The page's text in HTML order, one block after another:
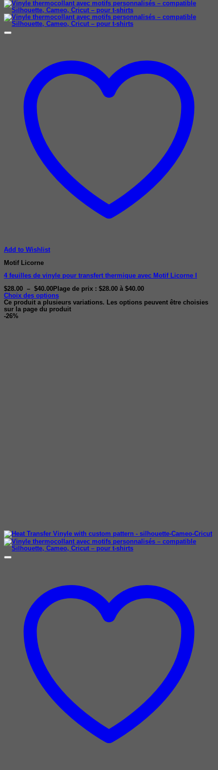
Add to Wishlist
Motif Licorne
4 feuilles de vinyle pour transfert thermique avec Motif Licorne I
$28.00 – $40.00 Plage de prix : $28.00 à $40.00
Choix des options
Ce produit a plusieurs variations. Les options peuvent être choisies
sur la page du produit
-26%